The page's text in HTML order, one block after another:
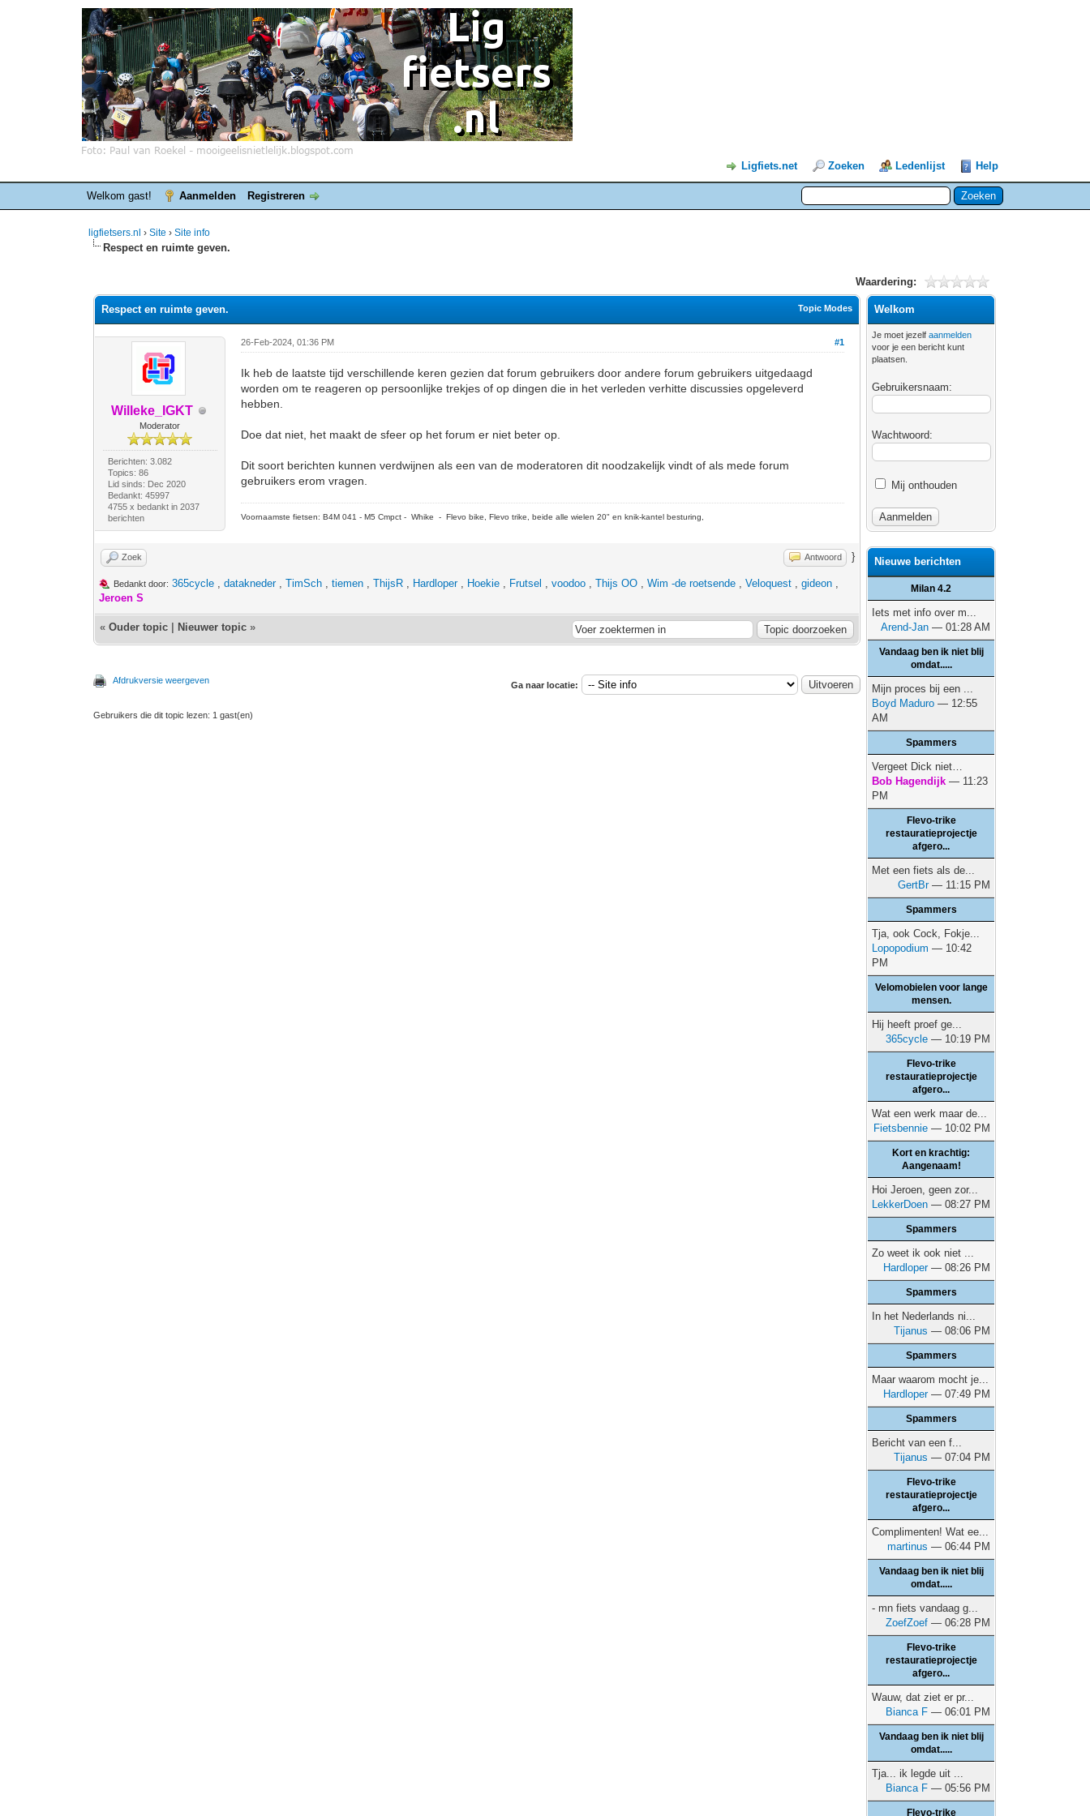
Ligfiets.net Zoeken Ledenlijst Help
Welkom gast! Aanmelden Registreren
ligfietsers.nl ›Site›Site info
Respect en ruimte geven.
Waardering:
Topic Modes
Respect en ruimte geven.
Willeke_IGKT
Moderator
Berichten: 3.082
Topics: 86
Lid sinds: Dec 2020
Bedankt: 45997
4755 x bedankt in 2037
berichten
#1
26-Feb-2024, 01:36 PM
Ik heb de laatste tijd verschillende keren gezien dat forum gebruikers door andere forum gebruikers uitgedaagd
worden om te reageren op persoonlijke trekjes of op dingen die in het verleden verhitte discussies opgeleverd
hebben.
Doe dat niet, het maakt de sfeer op het forum er niet beter op.
Dit soort berichten kunnen verdwijnen als een van de moderatoren dit noodzakelijk vindt of als mede forum
gebruikers erom vragen.
Voornaamste fietsen: B4M 041 - M5 Cmpct - Whike - Flevo bike, Flevo trike, beide alle wielen 20" en knik-kantel besturing,
Zoek Antwoord }
Bedankt door: 365cycle ,datakneder,TimSch ,tiemen ,ThijsR , Hardloper, Hoekie , Frutsel ,voodoo ,Thijs OO ,Wim -de roetsende ,Veloquest ,gideon ,
Jeroen S
«Ouder topic Nieuwer topic »
Afdrukversie weergeven Ga naar locatie:
Gebruikers die dit topic lezen: 1 gast(en)
Welkom
Je moet jezelfaanmelden
voor je een bericht kunt
plaatsen.
Gebruikersnaam:
Wachtwoord:
Mij onthouden
Nieuwe berichten
Milan 4.2
Iets met info over m...
Arend-Jan — 01:28 AM
Vandaag ben ik niet blij
omdat.....
Mijn proces bij een ...
Boyd Maduro — 12:55
AM
Spammers
Vergeet Dick niet…
Bob Hagendijk — 11:23
PM
Flevo-trike
restauratieprojectje
afgero...
Met een fiets als de...
GertBr— 11:15 PM
Spammers
Tja, ook Cock, Fokje...
Lopopodium — 10:42
PM
Velomobielen voor lange
mensen.
Hij heeft proef ge...
365cycle — 10:19 PM
Flevo-trike
restauratieprojectje
afgero...
Wat een werk maar de...
Fietsbennie — 10:02 PM
Kort en krachtig:
Aangenaam!
Hoi Jeroen, geen zor...
LekkerDoen — 08:27 PM
Spammers
Zo weet ik ook niet ...
Hardloper— 08:26 PM
Spammers
In het Nederlands ni...
Tijanus — 08:06 PM
Spammers
Maar waarom mocht je...
Hardloper— 07:49 PM
Spammers
Bericht van een f...
Tijanus — 07:04 PM
Flevo-trike
restauratieprojectje
afgero...
Complimenten! Wat ee...
martinus — 06:44 PM
Vandaag ben ik niet blij
omdat.....
- mn fiets vandaag g...
ZoefZoef — 06:28 PM
Flevo-trike
restauratieprojectje
afgero...
Wauw, dat ziet er pr...
Bianca F — 06:01 PM
Vandaag ben ik niet blij
omdat.....
Tja... ik legde uit ...
Bianca F — 05:56 PM
Flevo-trike